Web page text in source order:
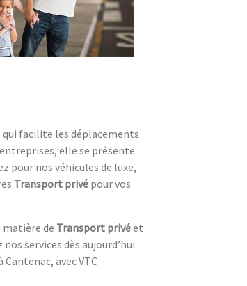
qui facilite les déplacements
elle se présente
pour nos véhicules de luxe,
Transport privé pour vos
matière de Transport privéet
services dès aujourd’hui
avec VTC